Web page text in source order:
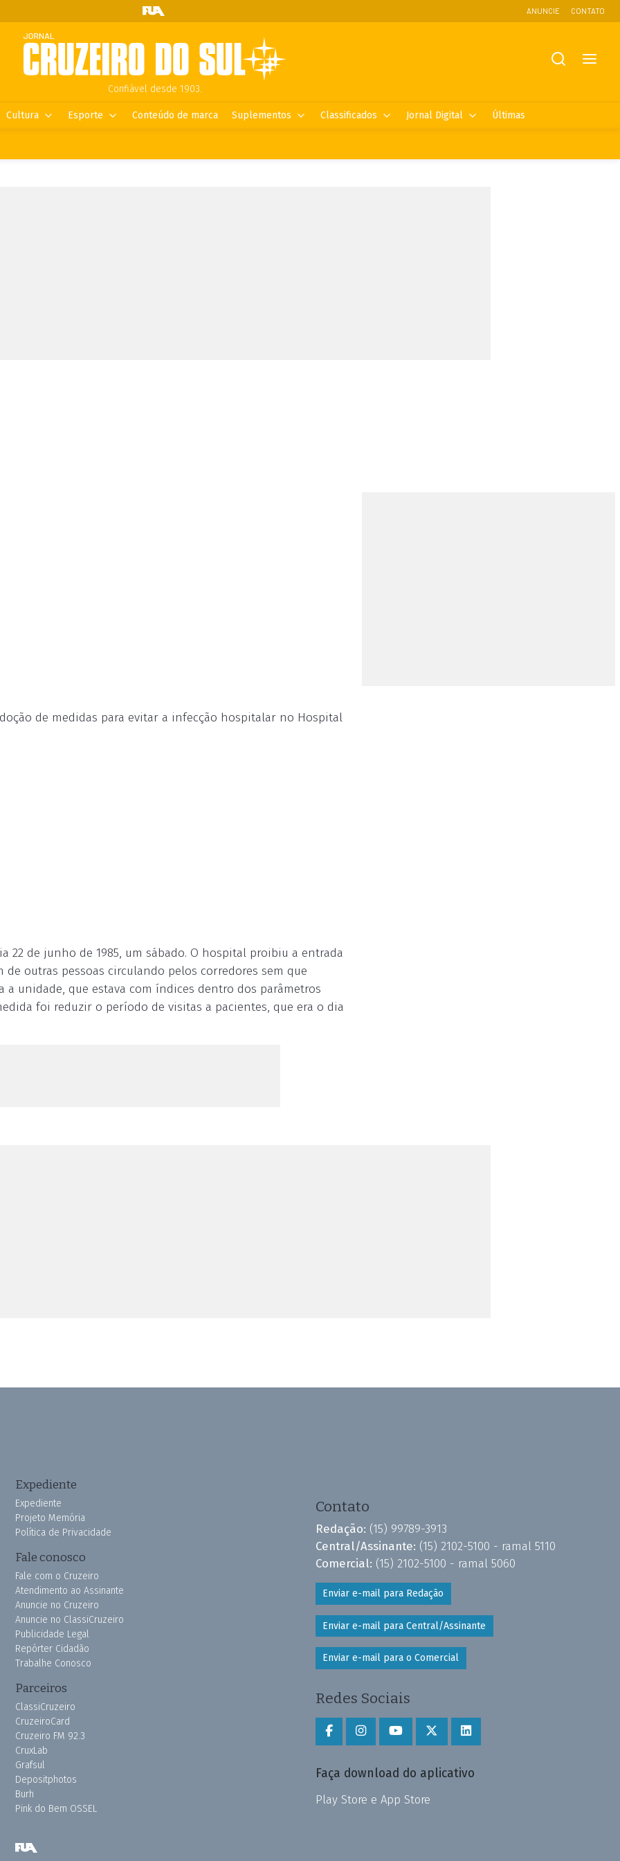
ANUNCIE CONTATO
Confiável desde 1903.
Cultura Esporte Conteúdo de marca Suplementos Classificados Jornal Digital Últimas
de medidas para evitar a infecção hospitalar no Hospital
22 de junho de 1985, um sábado. O hospital proibiu a entrada
outras pessoas circulando pelos corredores sem que
unidade, que estava com índices dentro dos parâmetros
foi reduzir o período de visitas a pacientes, que era o dia
Expediente
Expediente
Projeto Memória
Política de Privacidade
Fale conosco
Fale com o Cruzeiro
Atendimento ao Assinante
Anuncie no Cruzeiro
Anuncie no ClassiCruzeiro
Publicidade Legal
Repórter Cidadão
Trabalhe Conosco
Parceiros
ClassiCruzeiro
CruzeiroCard
Cruzeiro FM 92.3
CruxLab
Grafsul
Depositphotos
Burh
Pink do Bem OSSEL
Contato
Redação: (15) 99789-3913
Central/Assinante: (15) 2102-5100 - ramal 5110
Comercial: (15) 2102-5100 - ramal 5060
Enviar e-mail para Redação
Enviar e-mail para Central/Assinante
Enviar e-mail para o Comercial
Redes Sociais
Faça download do aplicativo
Play Store e App Store